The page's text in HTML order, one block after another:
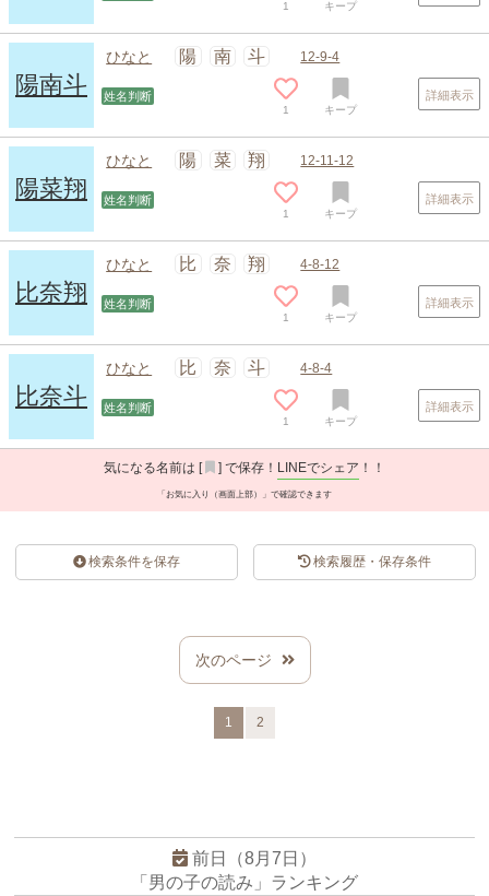
1 キープ
陽南斗
ひなと 陽 南 斗 12-9-4
姓名判断
1 キープ
詳細表示
陽菜翔
ひなと 陽 菜 翔 12-11-12
姓名判断
1 キープ
詳細表示
比奈翔
ひなと 比 奈 翔 4-8-12
姓名判断
1 キープ
詳細表示
比奈斗
ひなと 比 奈 斗 4-8-4
姓名判断
1 キープ
詳細表示
気になる名前は [ ] で保存！ LINEでシェア ！！
「お気に入り（画面上部）」で確認できます
検索条件を保存 検索履歴・保存条件
次のページ
1 2
前日（8月7日）
「男の子の読み」ランキング